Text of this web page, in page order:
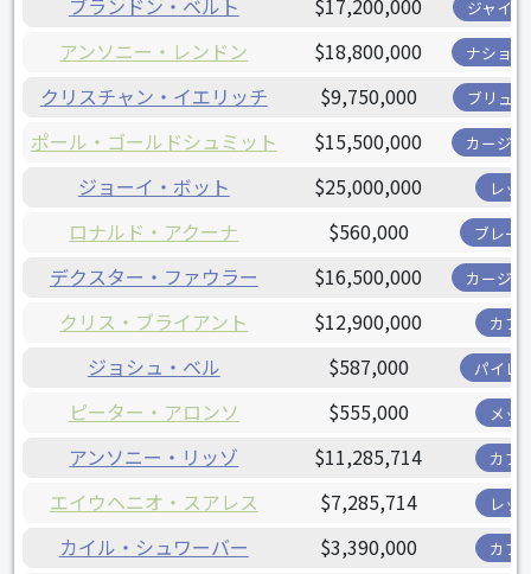
ジャイ
アンソニー・レンドン $18,800,000 ナショ
クリスチャン・イエリッチ $9,750,000 ブリュ
ポール・ゴールドシュミット $15,500,000 カージ
ジョーイ・ボット $25,000,000 レッ
ロナルド・アクーナ $560,000 ブレー
デクスター・ファウラー $16,500,000 カージ
クリス・ブライアント $12,900,000 カブ
ジョシュ・ベル $587,000 パイレ
ピーター・アロンソ $555,000 メッ
アンソニー・リッゾ $11,285,714 カブ
エイウヘニオ・スアレス $7,285,714 レッ
カイル・シュワーバー $3,390,000 カブ